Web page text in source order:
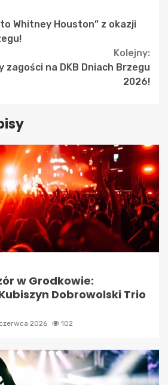
Whitney Houston” z okazji
Kolejny:
zagości na DKB Dniach Brzegu
2026!
w Grodkowie:
Dobrowolski Trio
2026 102